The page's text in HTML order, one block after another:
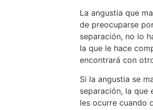
La angustia que
de preocuparse
separación, no lo
la que le hace
encontrará con
Si la angustia se
separación, la que
les ocurre cuando